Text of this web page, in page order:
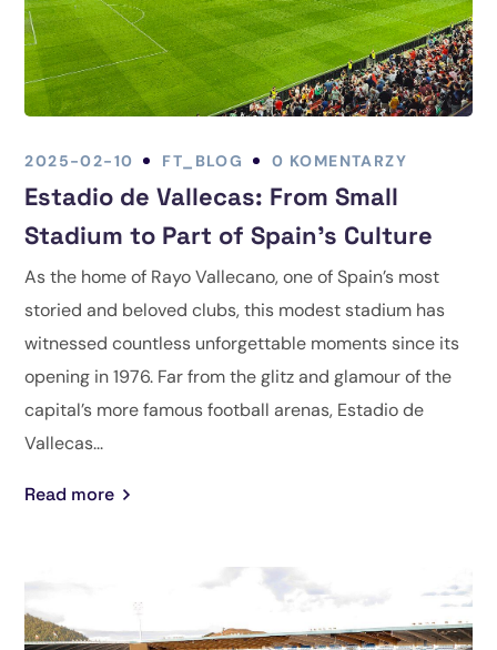
2025-02-10 FT_BLOG 0 KOMENTARZY
Estadio de Vallecas: From Small
Stadium to Part of Spain’s Culture
As the home of Rayo Vallecano, one of Spain’s most
storied and beloved clubs, this modest stadium has
witnessed countless unforgettable moments since its
opening in 1976. Far from the glitz and glamour of the
capital’s more famous football arenas, Estadio de
Vallecas...
Read more